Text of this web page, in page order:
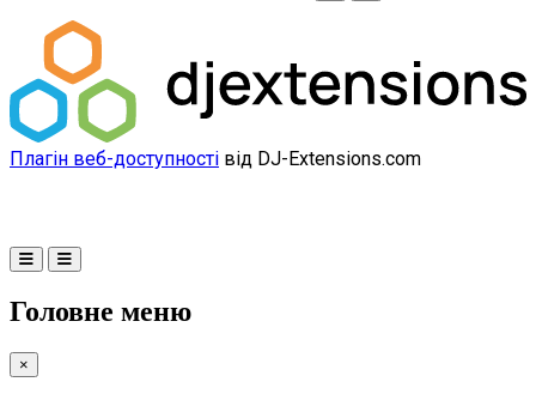
Плагін веб-доступності від DJ-Extensions.com
Головне меню
×